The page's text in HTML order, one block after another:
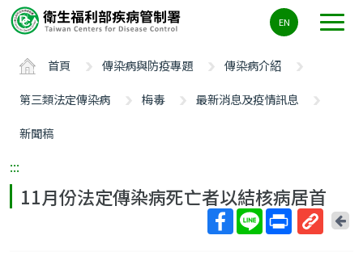
要
ALT+C
EN
首頁 傳染病與防疫專題
傳染病介紹
第三類法定傳染病
梅毒
最新消息及疫情訊息
新聞稿
:::
11月份法定傳染病死亡者以結核病居首
回